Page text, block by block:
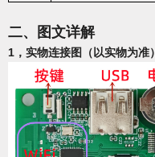
二、图文详解
1，实物连接图（以实物为准）